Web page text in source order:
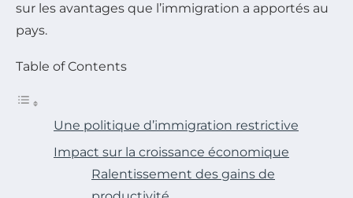
sur les avantages que l’immigration a apportés au
pays.
Table of Contents
Une politique d’immigration restrictive
Impact sur la croissance économique
Ralentissement des gains de